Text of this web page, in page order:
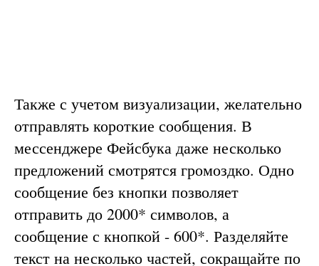
Также с учетом визуализации, желательно
отправлять короткие сообщения. В
мессенджере Фейсбука даже несколько
предложений смотрятся громоздко. Одно
сообщение без кнопки позволяет
отправить до 2000* символов, а
сообщение с кнопкой - 600*. Разделяйте
текст на несколько частей, сокращайте по